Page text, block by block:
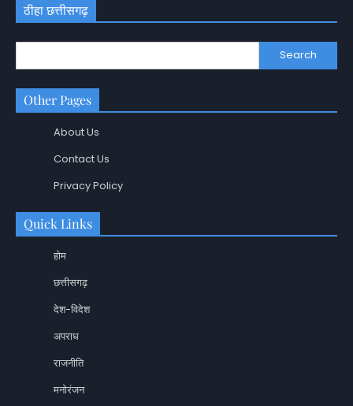
ठीहा छत्तीसगढ़
Search
Other Pages
About Us
Contact Us
Privacy Policy
Quick Links
होम
छत्तीसगढ़
देश-विदेश
अपराध
राजनीति
मनोरंजन